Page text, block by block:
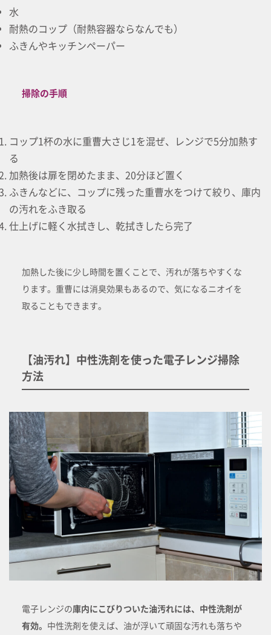
水
耐熱のコップ（耐熱容器ならなんでも）
ふきんやキッチンペーパー
掃除の手順
コップ1杯の水に重曹大さじ1を混ぜ、レンジで5分加熱す
る
加熱後は扉を閉めたまま、20分ほど置く
ふきんなどに、コップに残った重曹水をつけて絞り、庫内
の汚れをふき取る
仕上げに軽く水拭きし、乾拭きしたら完了
加熱した後に少し時間を置くことで、汚れが落ちやすくな
ります。重曹には消臭効果もあるので、気になるニオイを
取ることもできます。
【油汚れ】中性洗剤を使った電子レンジ掃除
方法
電子レンジの庫内にこびりついた油汚れには、中性洗剤が
有効。 中性洗剤を使えば、油が浮いて頑固な汚れも落ちや